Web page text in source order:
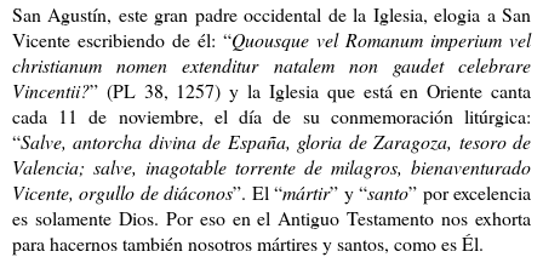
San Agustín, este gran padre occidental de la Iglesia, elogia a San
Vicente escribiendo de él: “Quousque vel Romanum imperium vel
christianum nomen extenditur natalem non gaudet celebrare
Vincentii?” (PL 38, 1257) y la Iglesia que está en Oriente canta
cada 11 de noviembre, el día de su conmemoración litúrgica:
“Salve, antorcha divina de España, gloria de Zaragoza, tesoro de
Valencia; salve, inagotable torrente de milagros, bienaventurado
Vicente, orgullo de diáconos”. El “mártir” y “santo” por excelencia
es solamente Dios. Por eso en el Antiguo Testamento nos exhorta
para hacernos también nosotros mártires y santos, como es Él.